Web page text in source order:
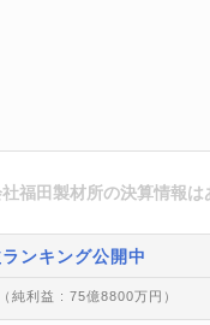
福田製材所の決算情報は
ンキング公開中
（純利益 : 75億8800万円）